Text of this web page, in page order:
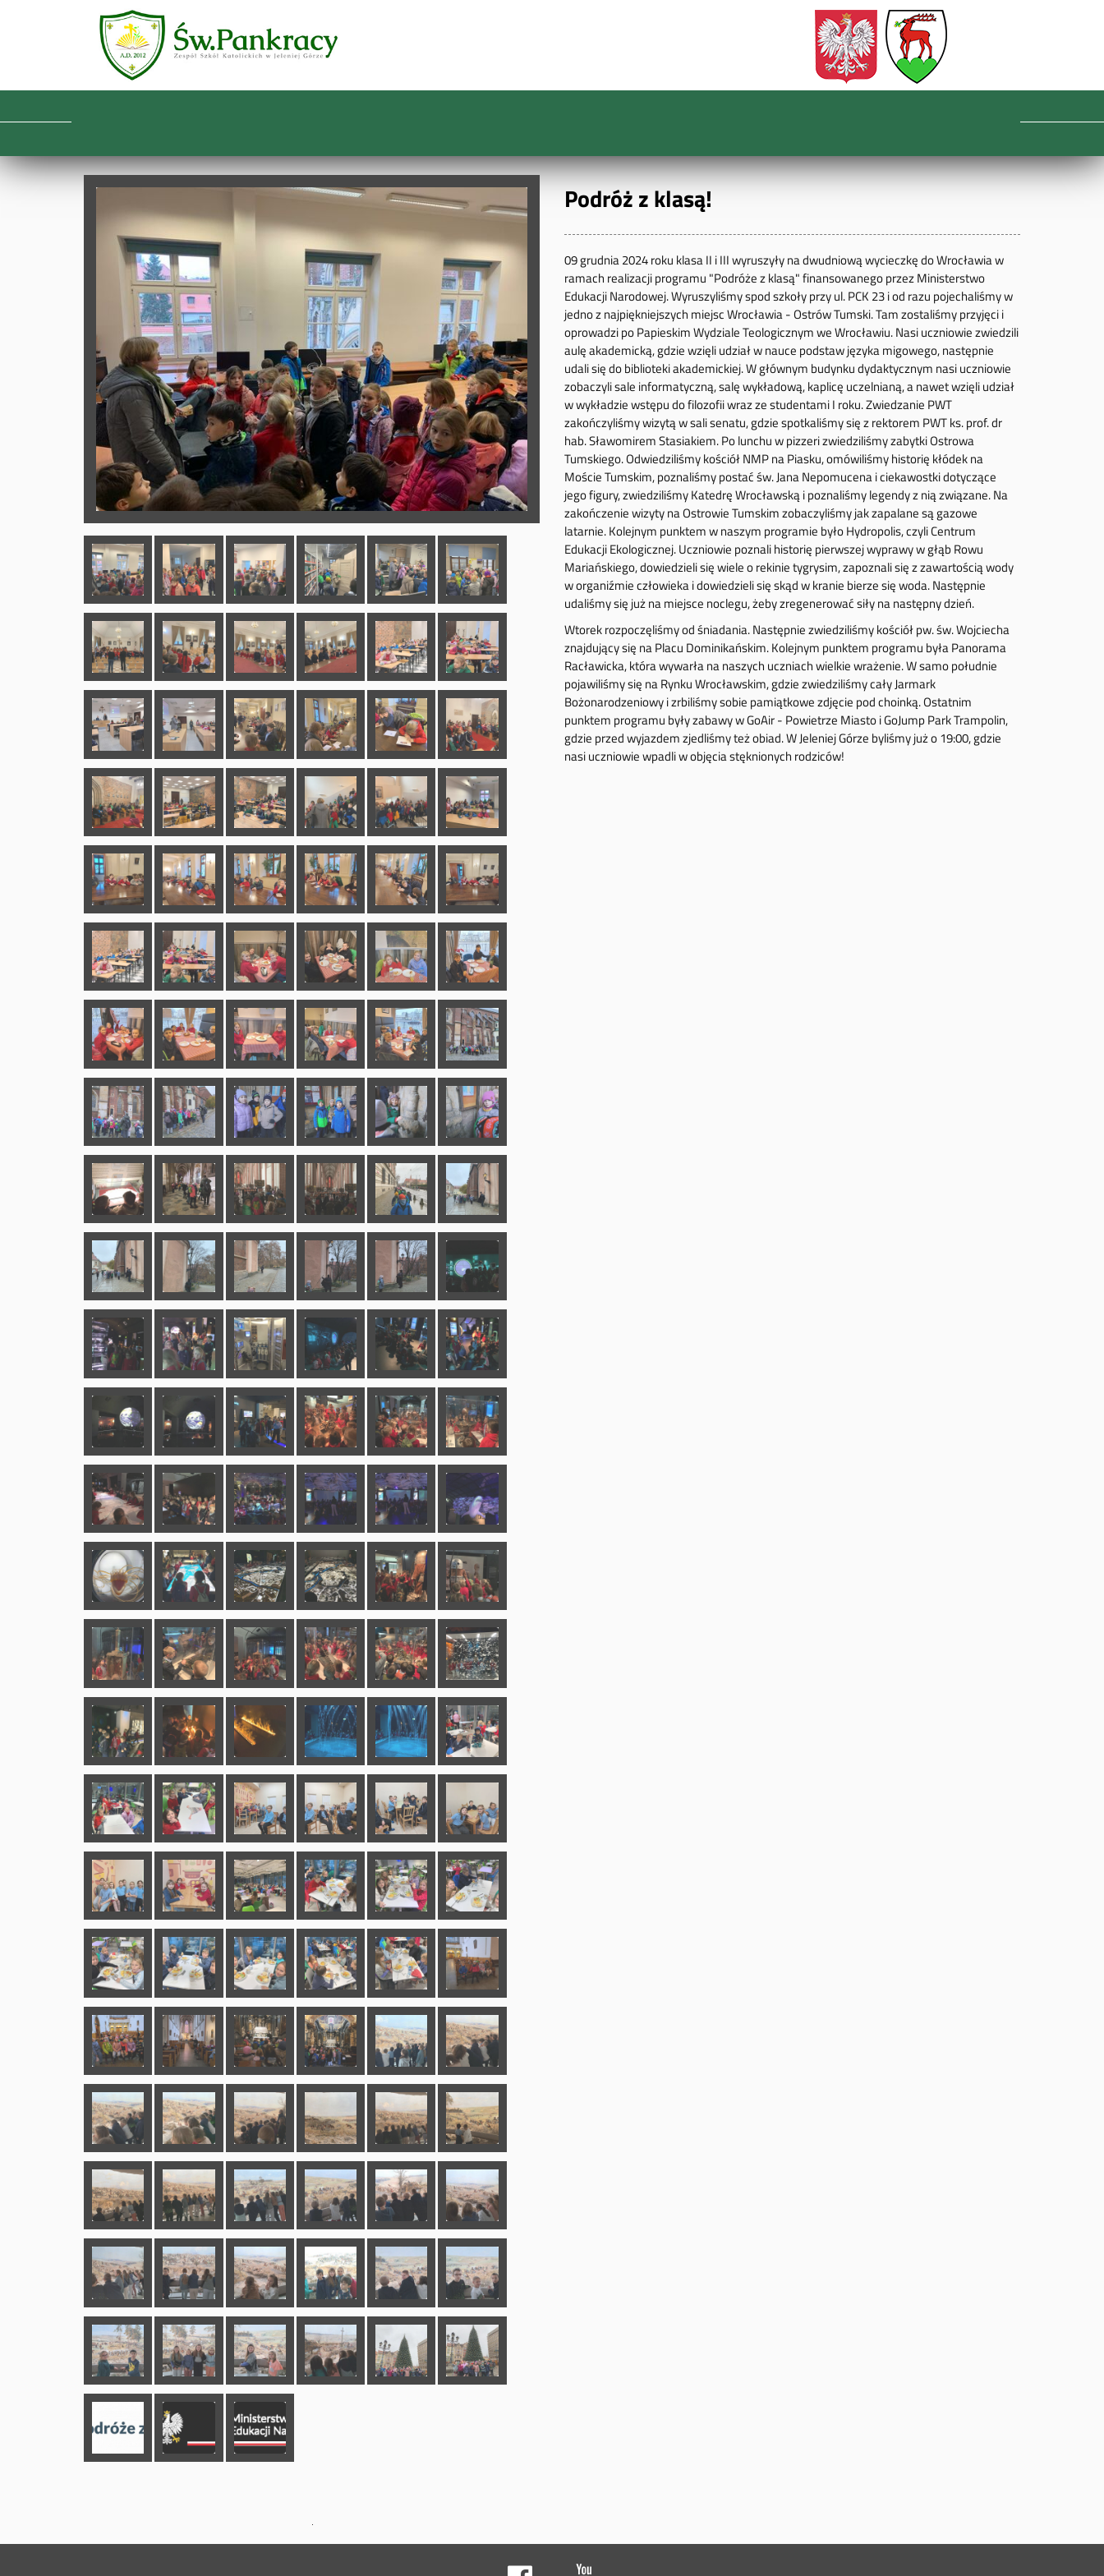
Podróż z klasą!
09 grudnia 2024 roku klasa II i III wyruszyły na dwudniową wycieczkę do Wrocławia w
ramach realizacji programu "Podróże z klasą" finansowanego przez Ministerstwo
Edukacji Narodowej. Wyruszyliśmy spod szkoły przy ul. PCK 23 i od razu pojechaliśmy w
jedno z najpiękniejszych miejsc Wrocławia - Ostrów Tumski. Tam zostaliśmy przyjęci i
oprowadzi po Papieskim Wydziale Teologicznym we Wrocławiu. Nasi uczniowie zwiedzili
aulę akademicką, gdzie wzięli udział w nauce podstaw języka migowego, następnie
udali się do biblioteki akademickiej. W głównym budynku dydaktycznym nasi uczniowie
zobaczyli sale informatyczną, salę wykładową, kaplicę uczelnianą, a nawet wzięli udział
w wykładzie wstępu do filozofii wraz ze studentami I roku. Zwiedzanie PWT
zakończyliśmy wizytą w sali senatu, gdzie spotkaliśmy się z rektorem PWT ks. prof. dr
hab. Sławomirem Stasiakiem. Po lunchu w pizzeri zwiedziliśmy zabytki Ostrowa
Tumskiego. Odwiedziliśmy kościół NMP na Piasku, omówiliśmy historię kłódek na
Moście Tumskim, poznaliśmy postać św. Jana Nepomucena i ciekawostki dotyczące
jego figury, zwiedziliśmy Katedrę Wrocławską i poznaliśmy legendy z nią związane. Na
zakończenie wizyty na Ostrowie Tumskim zobaczyliśmy jak zapalane są gazowe
latarnie. Kolejnym punktem w naszym programie było Hydropolis, czyli Centrum
Edukacji Ekologicznej. Uczniowie poznali historię pierwszej wyprawy w głąb Rowu
Mariańskiego, dowiedzieli się wiele o rekinie tygrysim, zapoznali się z zawartością wody
w organiźmie człowieka i dowiedzieli się skąd w kranie bierze się woda. Następnie
udaliśmy się już na miejsce noclegu, żeby zregenerować siły na następny dzień.
Wtorek rozpoczęliśmy od śniadania. Następnie zwiedziliśmy kościół pw. św. Wojciecha
znajdujący się na Placu Dominikańskim. Kolejnym punktem programu była Panorama
Racławicka, która wywarła na naszych uczniach wielkie wrażenie. W samo południe
pojawiliśmy się na Rynku Wrocławskim, gdzie zwiedziliśmy cały Jarmark
Bożonarodzeniowy i zrbiliśmy sobie pamiątkowe zdjęcie pod choinką. Ostatnim
punktem programu były zabawy w GoAir - Powietrze Miasto i GoJump Park Trampolin,
gdzie przed wyjazdem zjedliśmy też obiad. W Jeleniej Górze byliśmy już o 19:00, gdzie
nasi uczniowie wpadli w objęcia stęknionych rodziców!